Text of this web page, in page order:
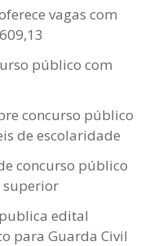
vagas com
público com
concurso público
de escolaridade
concurso público
superior
edital
para Guarda Civil